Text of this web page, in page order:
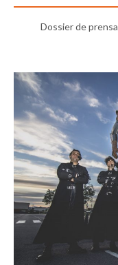
Dossier de prensa